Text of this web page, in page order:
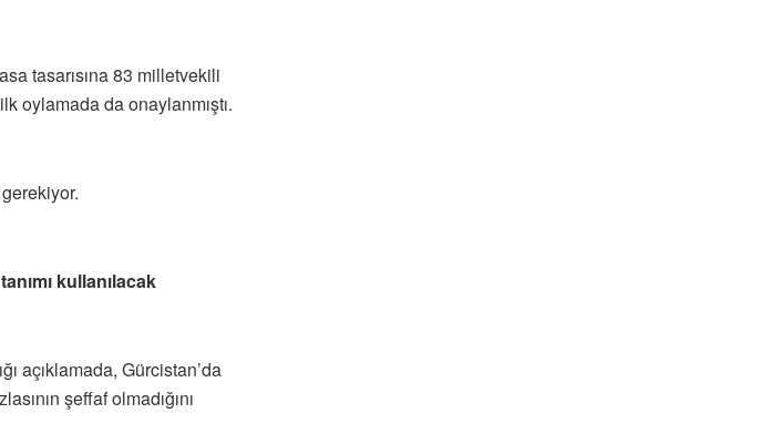
tasarısına 83 milletvekili
oylamada da onaylanmıştı.
kullanılacak
açıklamada, Gürcistan’da
şeffaf olmadığını